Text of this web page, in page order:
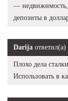
— недвижимость,
депозиты в
Darija ответил(а)
Плохо дела
Использовать в